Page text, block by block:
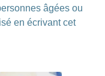
âgées ou
en écrivant cet